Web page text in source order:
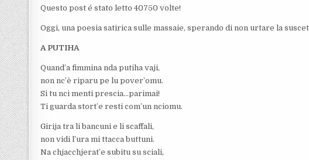
Questo post é stato letto 40750 volte!
Oggi, una poesia satirica sulle massaie, sperando di non urtare la
A PUTIHA
Quand’a fimmina nda putiha vaji,
non nc’è riparu pe lu pover’omu.
Si tu nci menti prescia…parimai!
Ti guarda stort’e resti com’un nciomu.
Girija tra li bancuni e li scaffali,
non vidi l’ura mi ttacca buttuni.
Na chjacchjerat’e subitu su sciali,